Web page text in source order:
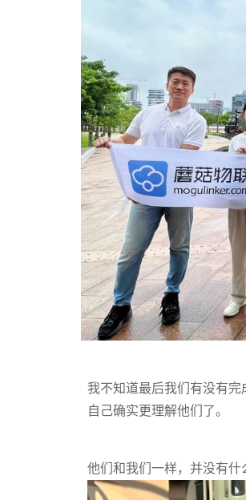
我不知道最后我们有没有
自己确实更理解他们了。
他们和我们一样，并没有什